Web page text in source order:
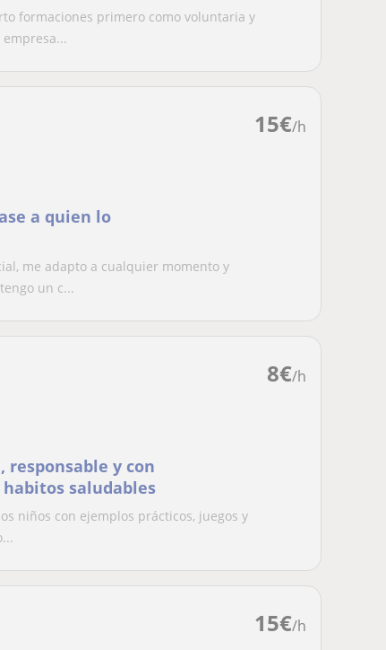
formaciones primero como voluntaria y
15€/h
a quien lo
me adapto a cualquier momento y
un c...
8€/h
y con
habitos saludables
niños con ejemplos prácticos, juegos y
15€/h